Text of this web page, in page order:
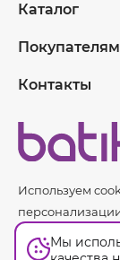
Используем
данных.
Каталог
Покупателям
Контакты
Мы